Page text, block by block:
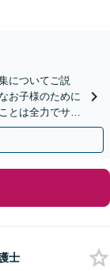
についてご説
お子様のために
とは全力でサポ
士